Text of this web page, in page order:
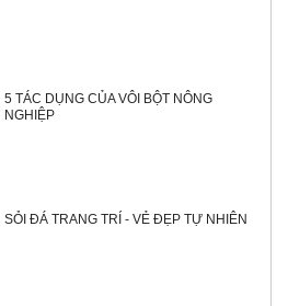
5 TÁC DỤNG CỦA VÔI BỘT NÔNG
NGHIỆP
SỎI ĐÁ TRANG TRÍ - VẺ ĐẸP TỰ NHIÊN